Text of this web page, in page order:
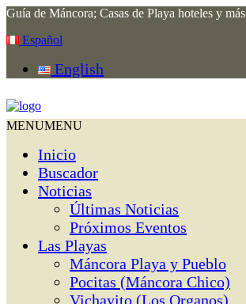
Guía de Máncora; Casas de Playa hoteles y más
Español
English
MENUMENU
Inicio
Buscador
Noticias
Últimas Noticias
Próximos Eventos
Las Playas
Máncora Playa y Pueblo
Pocitas (Máncora Chico)
Vichayito (Los Organos)